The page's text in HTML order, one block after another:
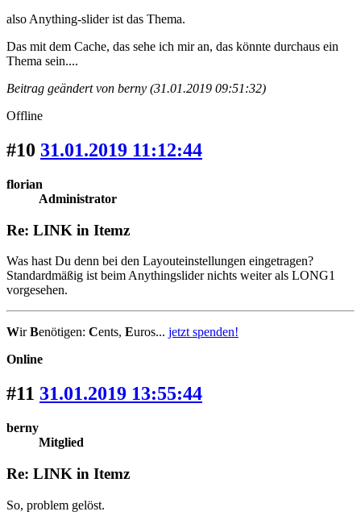
also Anything-slider ist das Thema.
Das mit dem Cache, das sehe ich mir an, das könnte durchaus ein
Thema sein....
Beitrag geändert von berny (31.01.2019 09:51:32)
Offline
#10 31.01.2019 11:12:44
florian
Administrator
Re: LINK in Itemz
Was hast Du denn bei den Layouteinstellungen eingetragen?
Standardmäßig ist beim Anythingslider nichts weiter als LONG1
vorgesehen.
WirBenötigen: Cents, Euros... jetzt spenden!
Online
#11 31.01.2019 13:55:44
berny
Mitglied
Re: LINK in Itemz
So, problem gelöst.